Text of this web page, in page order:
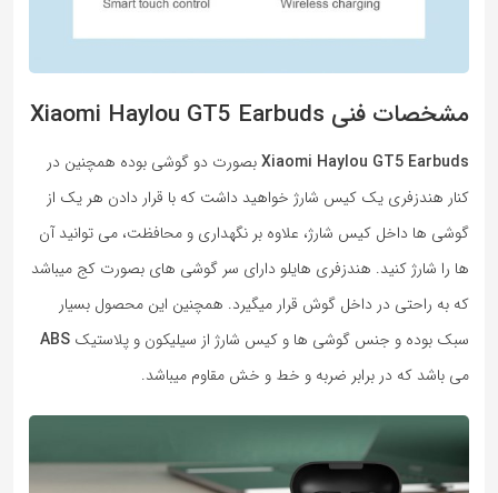
مشخصات فنی Xiaomi Haylou GT5 Earbuds
Xiaomi Haylou GT5 Earbudsبصورت دو گوشی بوده همچنین در
کنار هندزفری یک کیس شارژ خواهید داشت که با قرار دادن هر یک از
گوشی ها داخل کیس شارژ، علاوه بر نگهداری و محافظت، می توانید آن
ها را شارژ کنید. هندزفری هایلو دارای سر گوشی های بصورت کج میباشد
که به راحتی در داخل گوش قرار میگیرد. همچنین این محصول بسیار
سبک بوده و جنس گوشی ها و کیس شارژ از سیلیکون و پلاستیک ABS
می باشد که در برابر ضربه و خط و خش مقاوم میباشد.